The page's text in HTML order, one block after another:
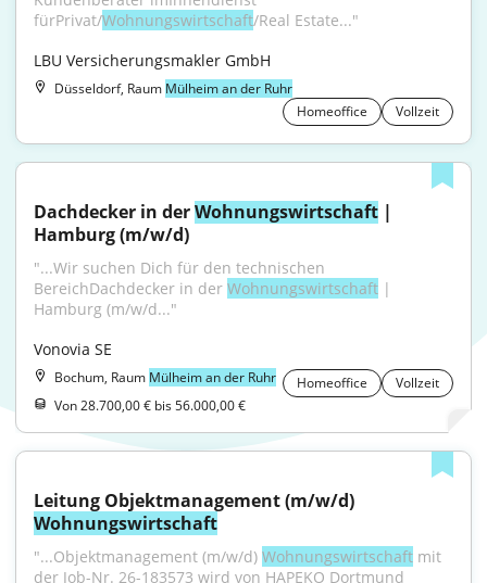
fürPrivat/Wohnungswirtschaft/Real Estate..."
LBU Versicherungsmakler GmbH
Düsseldorf, Raum Mülheim an der Ruhr
Homeoffice
Vollzeit
Dachdecker in der Wohnungswirtschaft |
Hamburg (m/w/d)
"...Wir suchen Dich für den technischen
BereichDachdecker in der Wohnungswirtschaft |
Hamburg (m/w/d..."
Vonovia SE
Bochum, Raum Mülheim an der Ruhr Homeoffice
Vollzeit
Von 28.700,00 € bis 56.000,00 €
Wohnungswirtschaft
"...Objektmanagement (m/w/d) Wohnungswirtschaft mit
der Job-Nr. 26-183573 wird von HAPEKO Dortmund